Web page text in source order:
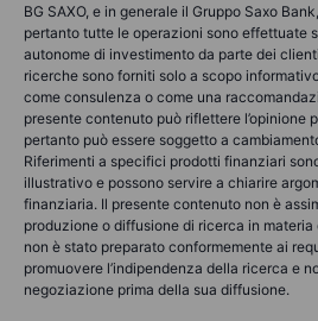
BG SAXO, e in generale il Gruppo Saxo
pertanto tutte le operazioni sono effettuate
autonome di investimento da parte dei
ricerche sono forniti solo a scopo
come consulenza o come una
presente contenuto può riflettere l’opinione
pertanto può essere soggetto a
Riferimenti a specifici prodotti finanziari
illustrativo e possono servire a chiarire
finanziaria. Il presente contenuto non è
produzione o diffusione di ricerca in
non è stato preparato conformemente ai
promuovere l’indipendenza della ricerca e
negoziazione prima della sua diffusione.